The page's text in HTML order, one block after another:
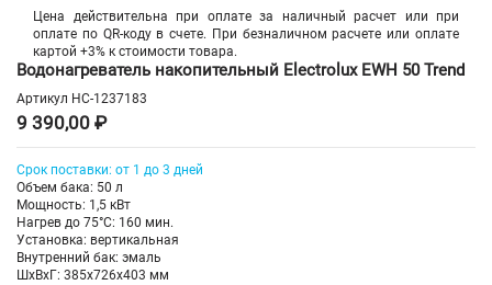
Цена действительна при оплате за наличный расчет или при
оплате по QR-коду в счете. При безналичном расчете или оплате
картой +3% к стоимости товара.
Водонагреватель накопительный Electrolux EWH 50 Trend
Артикул НС-1237183
9 390,00 ₽
Срок поставки: от 1 до 3 дней
Объем бака: 50 л
Мощность: 1,5 кВт
Нагрев до 75°С: 160 мин.
Установка: вертикальная
Внутренний бак: эмаль
ШхВхГ: 385х726х403 мм